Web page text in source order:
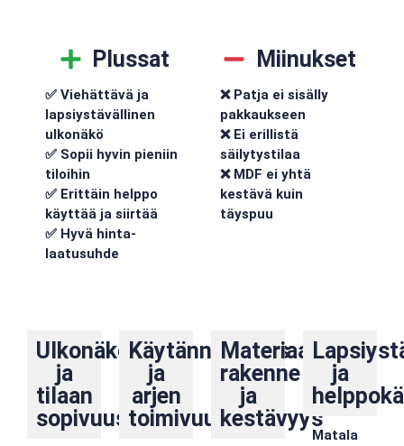
Plussat
✅ Viehättävä ja
lapsiystävällinen
ulkonäkö
✅ Sopii hyvin pieniin
tiloihin
✅ Erittäin helppo
käyttää ja siirtää
✅ Hyvä hinta-
laatusuhde
Miinukset
❌ Patja ei sisälly
pakkaukseen
❌ Ei erillistä
säilytystilaa
❌ MDF ei yhtä
kestävä kuin
täyspuu
Ulkonäkö
ja
tilaan
sopivuus
Käytännöllisyys
ja
arjen
toimivuus
Materiaali,
rakenne
ja
kestävyys
ja
Matala